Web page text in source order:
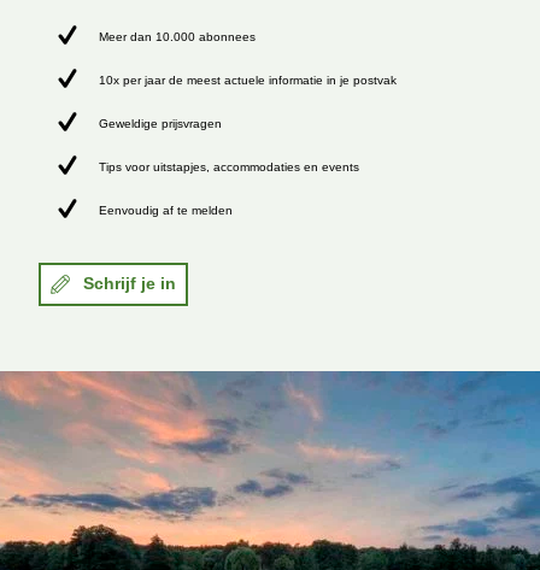
Meer dan 10.000 abonnees
10x per jaar de meest actuele informatie in je postvak
Geweldige prijsvragen
Tips voor uitstapjes, accommodaties en events
Eenvoudig af te melden
Schrijf je in